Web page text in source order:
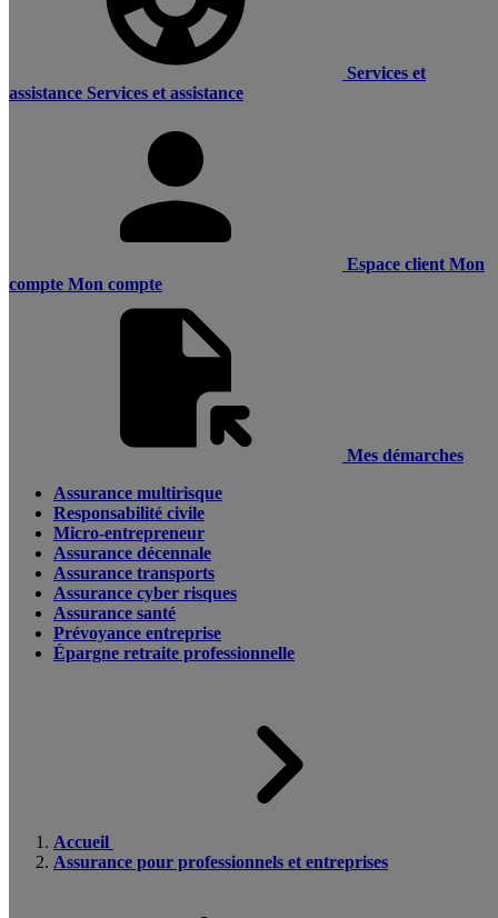
Services et
assistance Services et assistance
Espace client Mon
compte Mon compte
Mes démarches
Assurance multirisque
Responsabilité civile
Micro-entrepreneur
Assurance décennale
Assurance transports
Assurance cyber risques
Assurance santé
Prévoyance entreprise
Épargne retraite professionnelle
Accueil
Assurance pour professionnels et entreprises